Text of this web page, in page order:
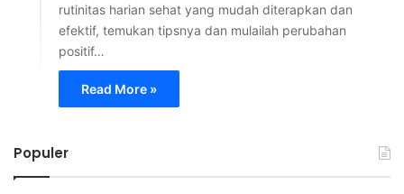
rutinitas harian sehat yang mudah diterapkan dan
efektif, temukan tipsnya dan mulailah perubahan
positif…
Read More »
Populer